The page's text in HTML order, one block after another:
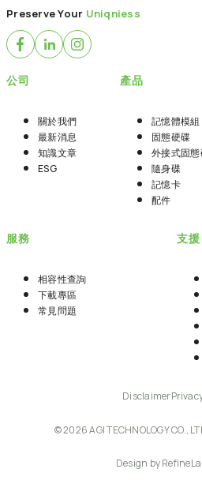
Preserve Your Uniqniess
公司
關於我們
最新消息
知識文章
ESG
產品
記憶體模組
固態硬碟
外接式固
隨身碟
記憶卡
配件
服務
相容性查詢
下載專區
常見問題
支援
Disclaimer
© 2026 AGI TECHNOLOGY CO.,
Design by